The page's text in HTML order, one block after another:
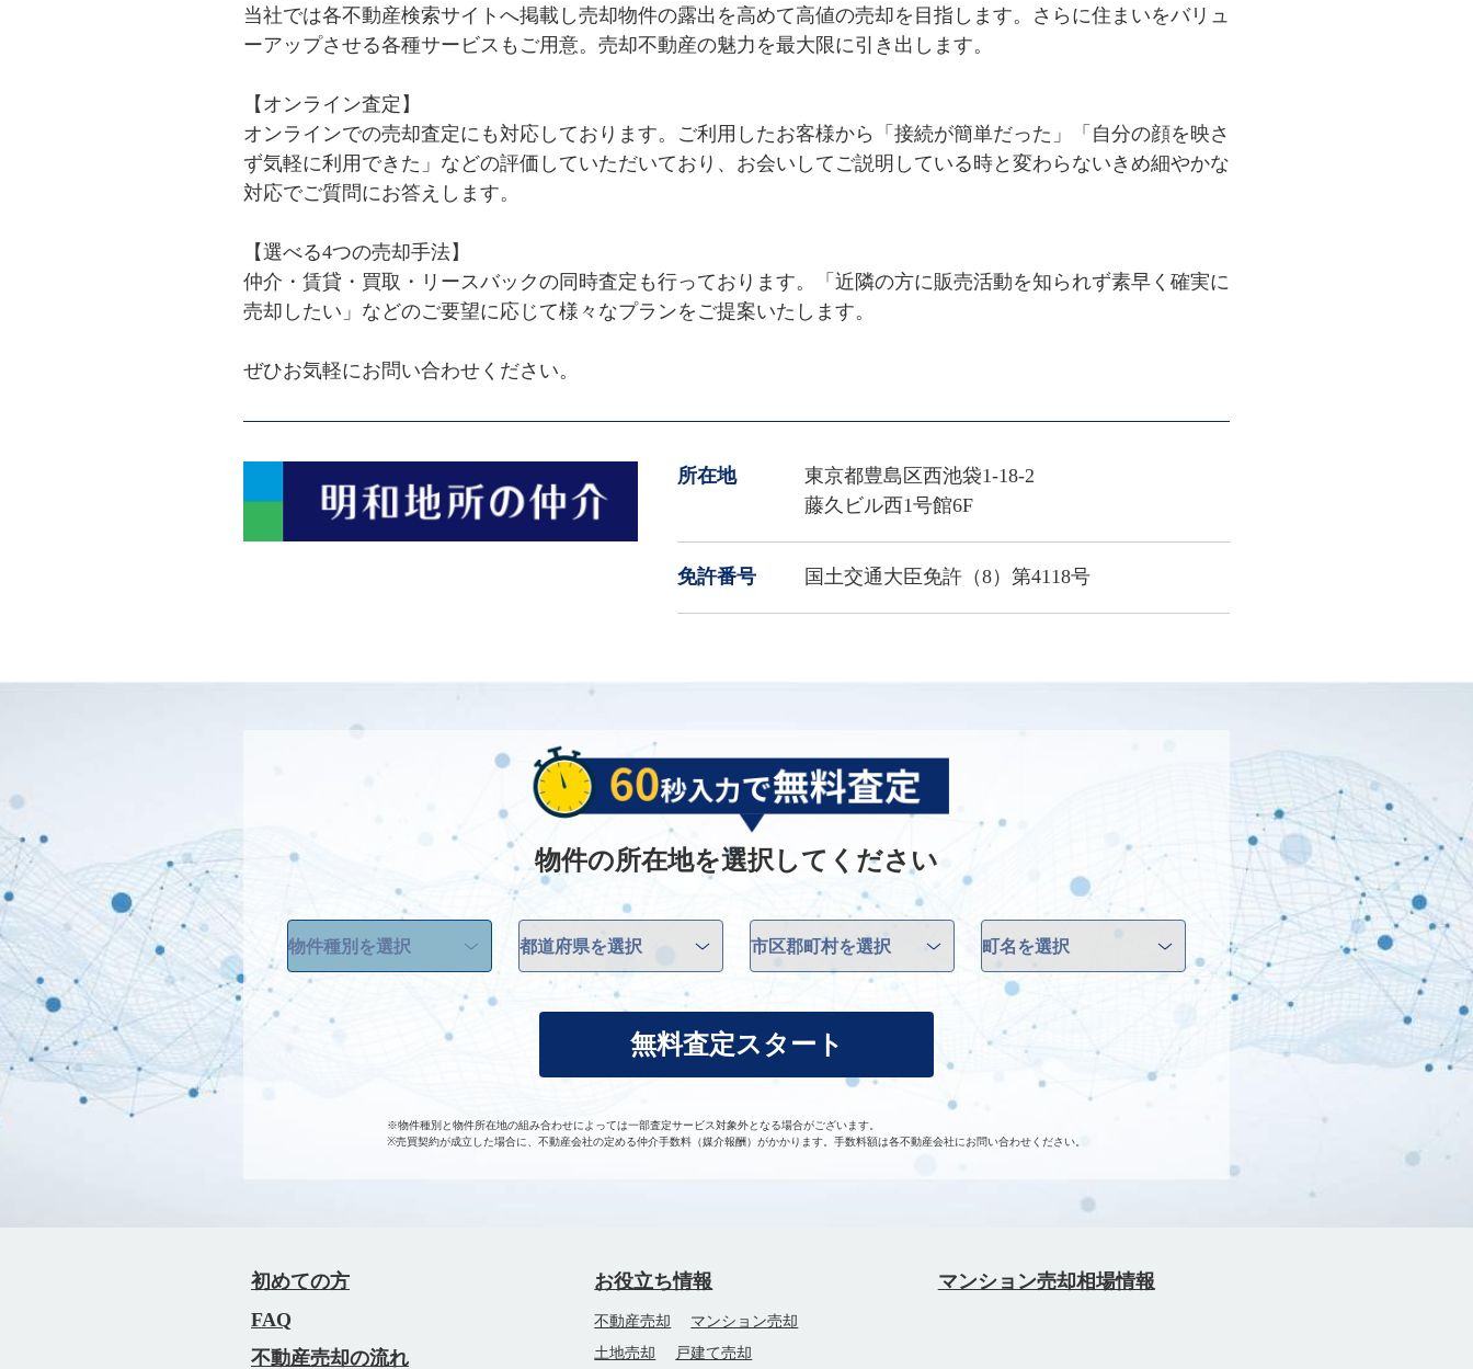
当社では各不動産検索サイトへ掲載し売却物件の露出を高めて高値の売却を目指します。さらに住まいをバリュ
ーアップさせる各種サービスもご用意。売却不動産の魅力を最大限に引き出します。
【オンライン査定】
オンラインでの売却査定にも対応しております。ご利用したお客様から「接続が簡単だった」「自分の顔を映さ
ず気軽に利用できた」などの評価していただいており、お会いしてご説明している時と変わらないきめ細やかな
対応でご質問にお答えします。
【選べる4つの売却手法】
仲介・賃貸・買取・リースバックの同時査定も行っております。「近隣の方に販売活動を知られず素早く確実に
売却したい」などのご要望に応じて様々なプランをご提案いたします。
ぜひお気軽にお問い合わせください。
所在地
東京都豊島区西池袋1-18-2
藤久ビル西1号館6F
免許番号 国土交通大臣免許（8）第4118号
物件の所在地を選択してください
無料査定スタート
※物件種別と物件所在地の組み合わせによっては一部査定サービス対象外となる場合がございます。
※売買契約が成立した場合に、不動産会社の定める仲介手数料（媒介報酬）がかかります。手数料額は各不動産会社にお問い合わせください。
初めての方
FAQ
不動産売却の流れ
お役立ち情報
不動産売却
マンション売却
土地売却
戸建て売却
マンション売却相場情報